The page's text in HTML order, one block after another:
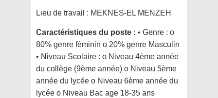
Lieu de travail : MEKNES-EL MENZEH
Caractéristiques du poste : • Genre : o
80% genre féminin o 20% genre Masculin
• Niveau Scolaire : o Niveau 4ème année
du collège (9ème année) o Niveau 5ème
année du lycée o Niveau 6ème année du
lycée o Niveau Bac age 18-35 ans